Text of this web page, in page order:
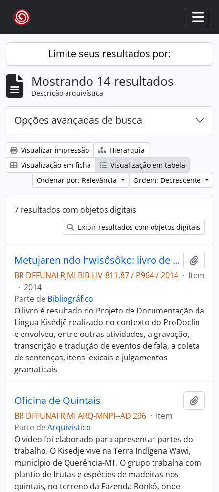
Skip to main content
Limite seus resultados por:
Mostrando 14 resultados
Descrição arquivística
Opções avançadas de busca
Visualizar impressão
Hierarquia
Visualização em ficha
Visualização em tabela
Ordenar por: Relevância
Ordem: Decrescente
7 resultados com objetos digitais
Exibir resultados com objetos digitais
Metujaren ndo hwisôsôko: livro de histórias Kisêdjê.
BR DFFUNAI RJMI BIB-LIV-811.87 / P964 / 2014 · Item
· 2014
Parte de Bibliográfico
O livro é resultado do Projeto de Documentação da
Língua Kisêdjê realizado no contexto do ProDoclin
e envolveu, entre outras atividades, a gravação,
transcrição e tradução de eventos de fala, a coleta
de sentenças, itens lexicais e julgamentos
gramaticais
Oficina de Quintais
BR DFFUNAI RJMI ARQ-MNPI--AD 296 · Item
Parte deArquivístico
O vídeo foi elaborado para apresentar partes do
trabalho. O Kisedje vive na Terra Indígena Wawi,
município de Querência-MT. O grupo trabalha com
plantio de frutas e espécies de madeiras nos
quintais, no terreno da Fazenda Ronkô, onde